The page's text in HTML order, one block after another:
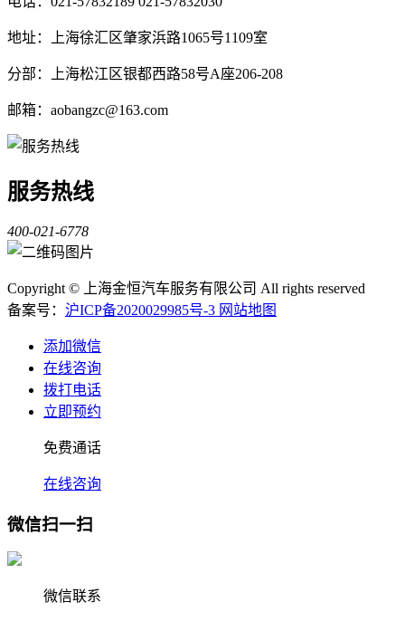
地址：上海徐汇区肇家浜路1065号1109室
分部：上海松江区银都西路58号A座206-208
邮箱：aobangzc@163.com
服务热线
400-021-6778
Copyright © 上海金恒汽车服务有限公司 All rights reserved
备案号： 沪ICP备2020029985号-3 网站地图
添加微信
在线咨询
拨打电话
立即预约
免费通话
在线咨询
微信扫一扫
微信联系